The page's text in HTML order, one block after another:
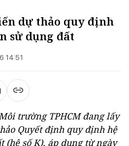
dự thảo quy định
sử dụng đất
14:51
trường TPHCM đang lấy
Quyết định quy định hệ
(hệ số K), áp dụng từ ngày